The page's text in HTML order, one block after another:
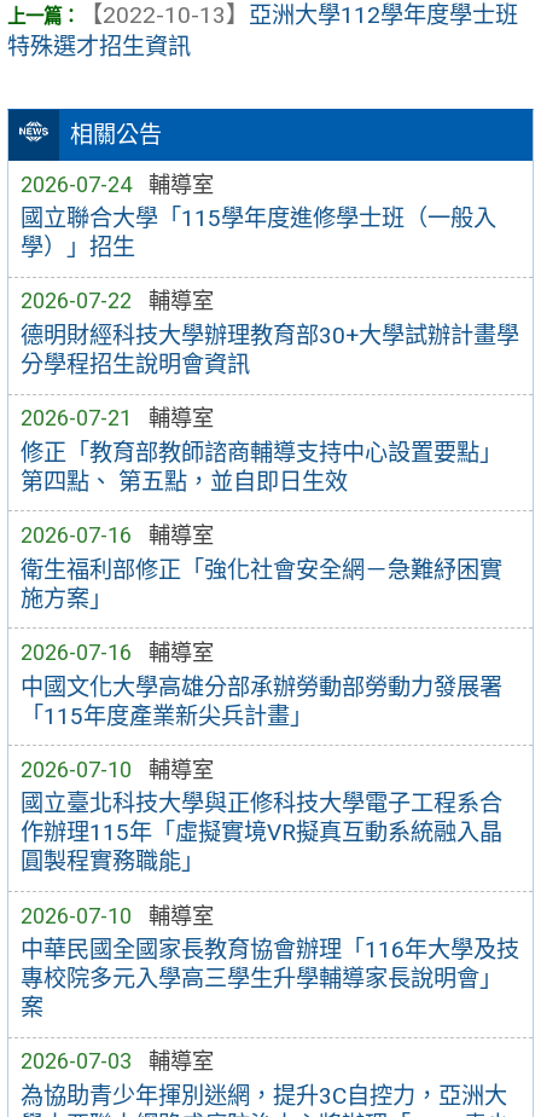
相關公告
2026-07-24 輔導室
國立聯合大學「115學年度進修學士班（一般入
學）」招生
2026-07-22 輔導室
德明財經科技大學辦理教育部30+大學試辦計畫學
分學程招生說明會資訊
2026-07-21 輔導室
修正「教育部教師諮商輔導支持中心設置要點」
第四點、 第五點，並自即日生效
2026-07-16 輔導室
衛生福利部修正「強化社會安全網－急難紓困實
施方案」
2026-07-16 輔導室
中國文化大學高雄分部承辦勞動部勞動力發展署
「115年度產業新尖兵計畫」
2026-07-10 輔導室
國立臺北科技大學與正修科技大學電子工程系合
作辦理115年「虛擬實境VR擬真互動系統融入晶
圓製程實務職能」
2026-07-10 輔導室
中華民國全國家長教育協會辦理「116年大學及技
專校院多元入學高三學生升學輔導家長說明會」
案
2026-07-03 輔導室
為協助青少年揮別迷網，提升3C自控力，亞洲大
【2022-10-13】 亞洲大學112學年度學士班
特殊選才招生資訊